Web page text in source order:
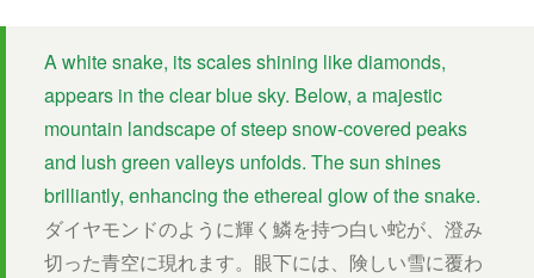
A white snake, its scales shining like diamonds,
appears in the clear blue sky. Below, a majestic
mountain landscape of steep snow-covered peaks
and lush green valleys unfolds. The sun shines
brilliantly, enhancing the ethereal glow of the snake.
ダイヤモンドのように輝く鱗を持つ白い蛇が、澄み
切った青空に現れます。眼下には、険しい雪に覆わ